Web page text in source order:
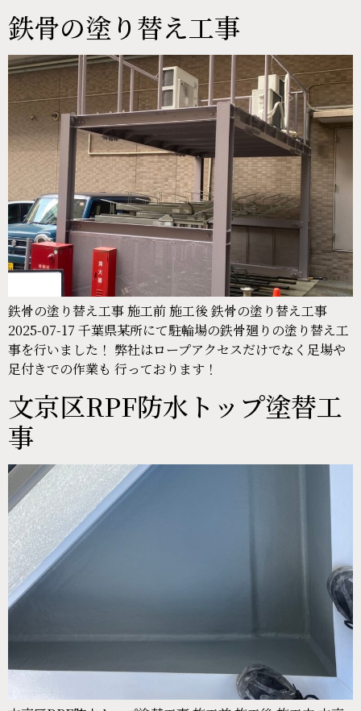
鉄骨の塗り替え工事
鉄骨の塗り替え工事 施工前 施工後 鉄骨の塗り替え工事
2025-07-17 千葉県某所にて駐輪場の鉄骨廻りの塗り替え工
事を行いました！ 弊社はロープアクセスだけでなく足場や
足付きでの作業も 行っております！
文京区RPF防水トップ塗替工
事